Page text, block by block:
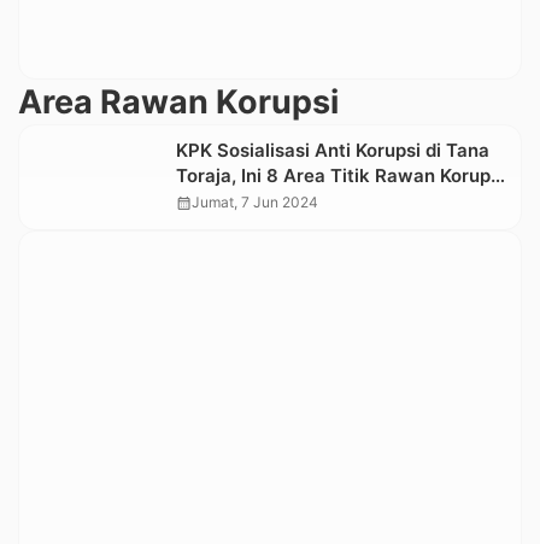
Area Rawan Korupsi
KPK Sosialisasi Anti Korupsi di Tana
Toraja, Ini 8 Area Titik Rawan Korupsi
di Pemda
calendar_monthJumat, 7 Jun 2024